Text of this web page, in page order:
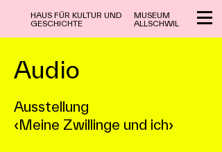
MUSEUM
ALLSCHWIL
HAUS FÜR KULTUR UND
GESCHICHTE
Audio
Ausstellung
‹Meine Zwillinge und ich›